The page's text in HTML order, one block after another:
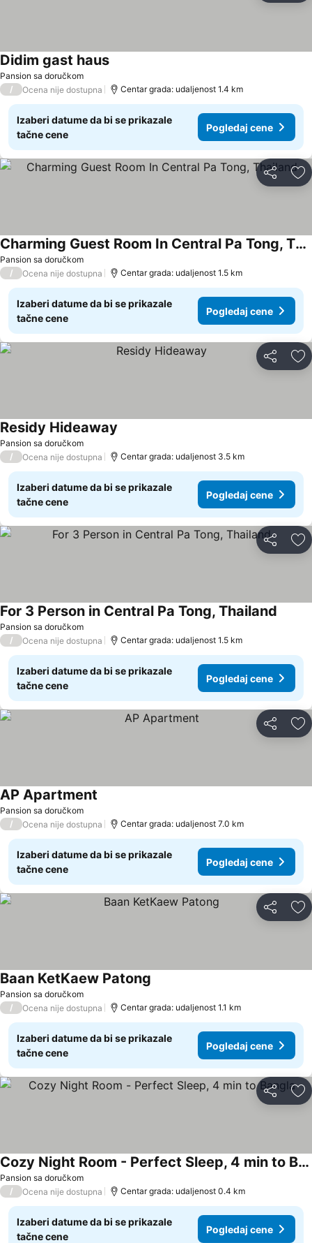
Pansion sa doručkom
Didim gast haus
/ Ocena nije dostupna Centar grada: udaljenost 1.4 km
Izaberi datume da bi se prikazale
tačne cene
Pogledaj cene
Deli
Pansion sa doručkom
Charming Guest Room In Central Pa Tong, Thailand
/ Ocena nije dostupna Centar grada: udaljenost 1.5 km
Izaberi datume da bi se prikazale
tačne cene
Pogledaj cene
Deli
Pansion sa doručkom
Residy Hideaway
/ Ocena nije dostupna Centar grada: udaljenost 3.5 km
Izaberi datume da bi se prikazale
tačne cene
Pogledaj cene
Deli
Pansion sa doručkom
For 3 Person in Central Pa Tong, Thailand
/ Ocena nije dostupna Centar grada: udaljenost 1.5 km
Izaberi datume da bi se prikazale
tačne cene
Pogledaj cene
Deli
Pansion sa doručkom
AP Apartment
/ Ocena nije dostupna Centar grada: udaljenost 7.0 km
Izaberi datume da bi se prikazale
tačne cene
Pogledaj cene
Deli
Pansion sa doručkom
Baan KetKaew Patong
/ Ocena nije dostupna Centar grada: udaljenost 1.1 km
Izaberi datume da bi se prikazale
tačne cene
Pogledaj cene
Deli
Pansion sa doručkom
Cozy Night Room - Perfect Sleep, 4 min to Bangla
/ Ocena nije dostupna Centar grada: udaljenost 0.4 km
Izaberi datume da bi se prikazale
tačne cene
Pogledaj cene